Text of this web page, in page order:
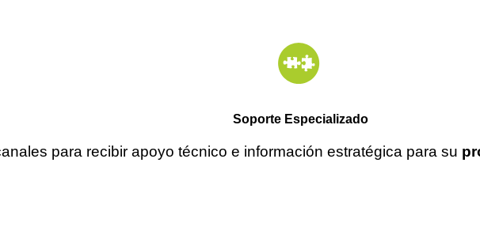
Soporte Especializado
para recibir apoyo técnico e información estratégica para su